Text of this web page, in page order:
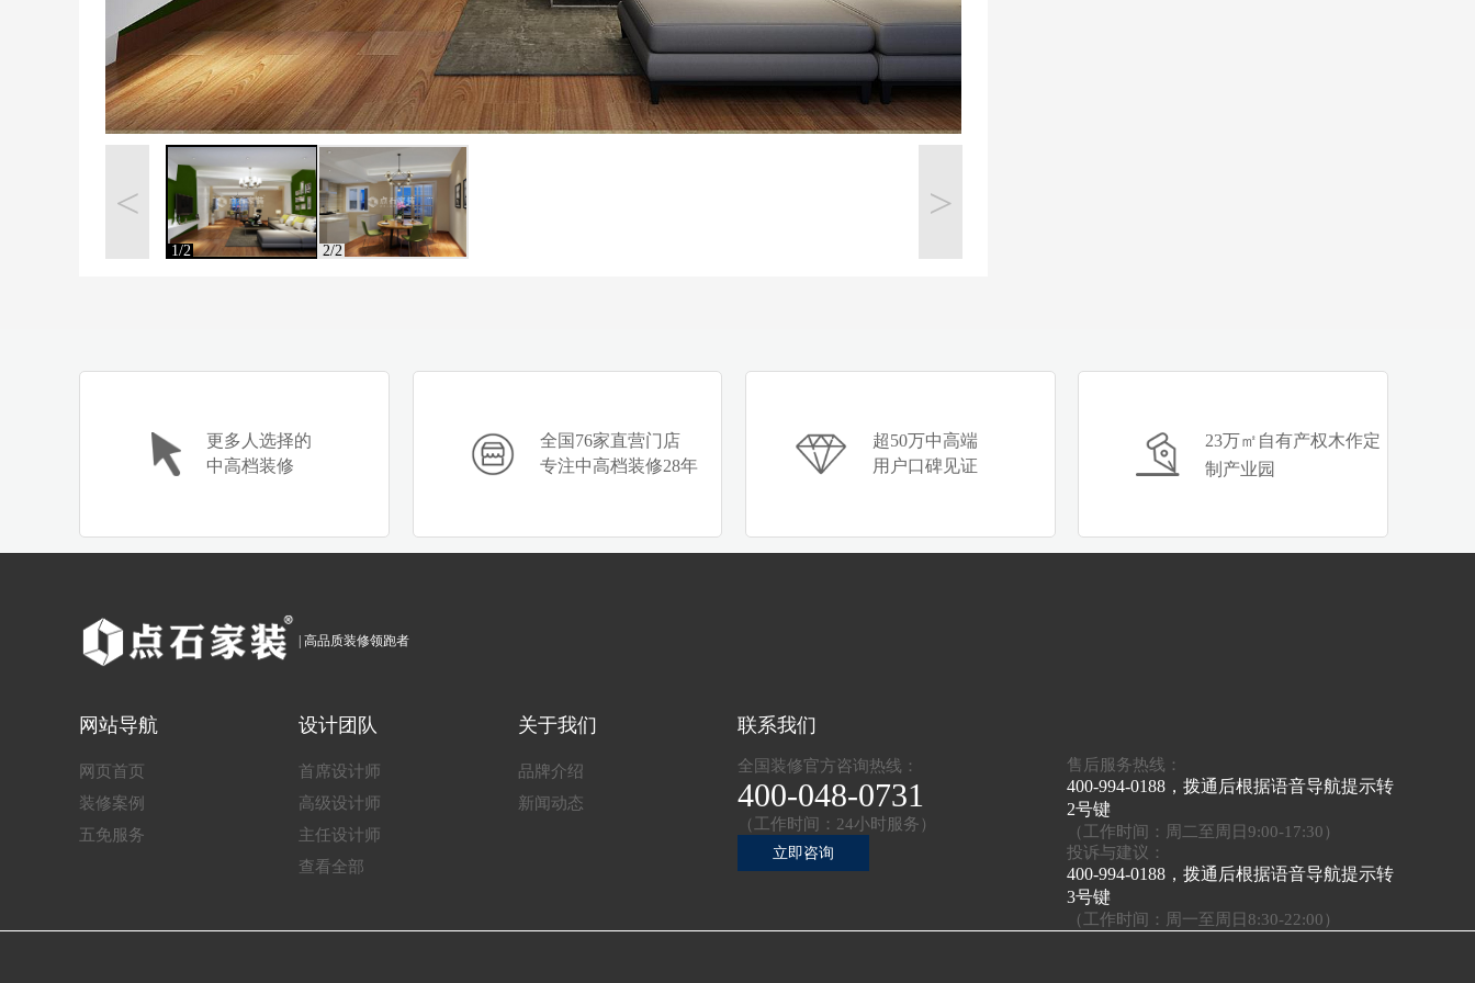
< >
1/2 2/2
更多人选择的
中高档装修
全国76家直营门店
专注中高档装修28年
超50万中高端
用户口碑见证
23万㎡自有产权木作定
制产业园
| 高品质装修领跑者
网站导航
网页首页
装修案例
五免服务
设计团队
首席设计师
高级设计师
主任设计师
查看全部
关于我们
品牌介绍
新闻动态
联系我们
全国装修官方咨询热线：
400-048-0731
（工作时间：24小时服务）
立即咨询
售后服务热线：
400-994-0188，拨通后根据语音导航提示转
2号键
（工作时间：周二至周日9:00-17:30）
投诉与建议：
400-994-0188，拨通后根据语音导航提示转
3号键
（工作时间：周一至周日8:30-22:00）